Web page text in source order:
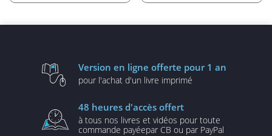
Version en ligne offerte pour 1 an
pour l'achat d'un livre imprimé
48 heures d'accès offert
à tous nos livres et vidéos pour toute
commande payéepar CB ou par PayPal